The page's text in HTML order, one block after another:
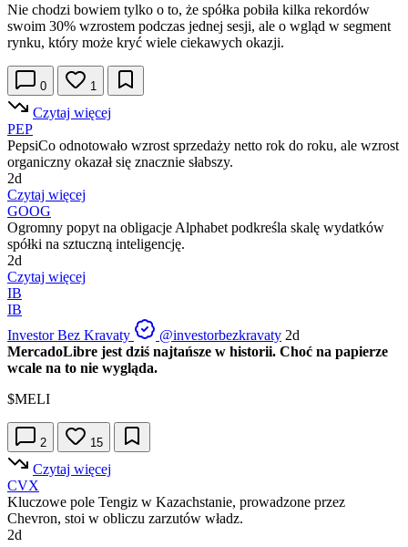
Nie chodzi bowiem tylko o to, że spółka pobiła kilka rekordów
swoim 30% wzrostem podczas jednej sesji, ale o wgląd w segment
rynku, który może kryć wiele ciekawych okazji.
0 1
Czytaj więcej
PEP
PepsiCo odnotowało wzrost sprzedaży netto rok do roku, ale wzrost
organiczny okazał się znacznie słabszy.
2d
Czytaj więcej
GOOG
Ogromny popyt na obligacje Alphabet podkreśla skalę wydatków
spółki na sztuczną inteligencję.
2d
Czytaj więcej
IB
IB
Investor Bez Kravaty
@investorbezkravaty 2d
MercadoLibre jest dziś najtańsze w historii. Choć na papierze
wcale na to nie wygląda.
$MELI
2 15
Czytaj więcej
CVX
Kluczowe pole Tengiz w Kazachstanie, prowadzone przez
Chevron, stoi w obliczu zarzutów władz.
2d